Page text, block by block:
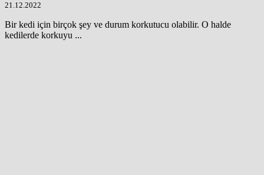
21.12.2022
Bir kedi için birçok şey ve durum korkutucu olabilir. O halde
kedilerde korkuyu ...